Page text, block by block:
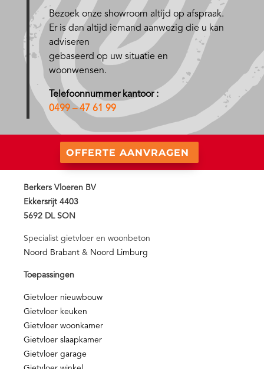
Bezoek onze showroom altijd op afspraak.
Er is dan altijd iemand aanwezig die u kan
adviseren
gebaseerd op uw situatie en
woonwensen.
Telefoonnummer kantoor :
0499 – 47 61 99
OFFERTE AANVRAGEN
Berkers Vloeren BV
Ekkersrijt 4403
5692 DL SON
Specialist gietvloer en woonbeton
Noord Brabant & Noord Limburg
Toepassingen
Gietvloer nieuwbouw
Gietvloer keuken
Gietvloer woonkamer
Gietvloer slaapkamer
Gietvloer garage